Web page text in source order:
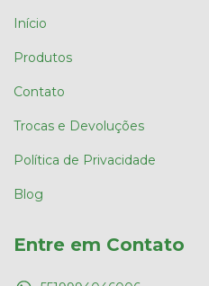
Início
Produtos
Contato
Trocas e Devoluções
Política de Privacidade
Blog
Entre em Contato